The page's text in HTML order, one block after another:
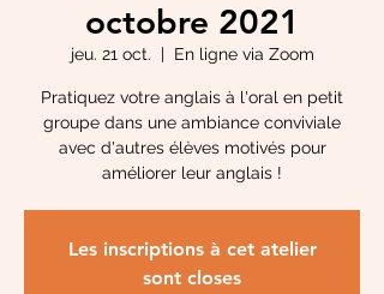
octobre 2021
jeu. 21 oct.
  |
En ligne via Zoom
Pratiquez votre anglais à l'oral en petit
groupe dans une ambiance conviviale
avec d'autres élèves motivés pour
améliorer leur anglais !
Les inscriptions à cet atelier
sont closes